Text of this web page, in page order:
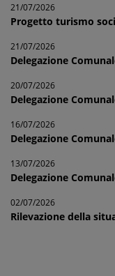
21/07/2026
Progetto turismo
21/07/2026
Delegazione
20/07/2026
Delegazione
16/07/2026
Delegazione
13/07/2026
Delegazione
02/07/2026
Rilevazione della